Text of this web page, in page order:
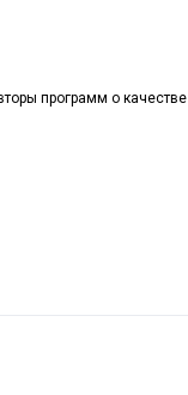
программ о качестве